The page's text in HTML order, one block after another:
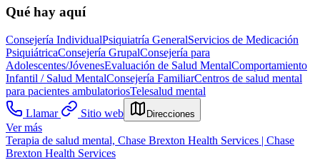
Qué hay aquí
Consejería IndividualPsiquiatría GeneralServicios de Medicación
PsiquiátricaConsejería GrupalConsejería para
Adolescentes/JóvenesEvaluación de Salud MentalComportamiento
Infantil / Salud MentalConsejería FamiliarCentros de salud mental
para pacientes ambulatoriosTelesalud mental
Llamar
Sitio web Direcciones
Ver más
Terapia de salud mental, Chase Brexton Health Services | Chase
Brexton Health Services